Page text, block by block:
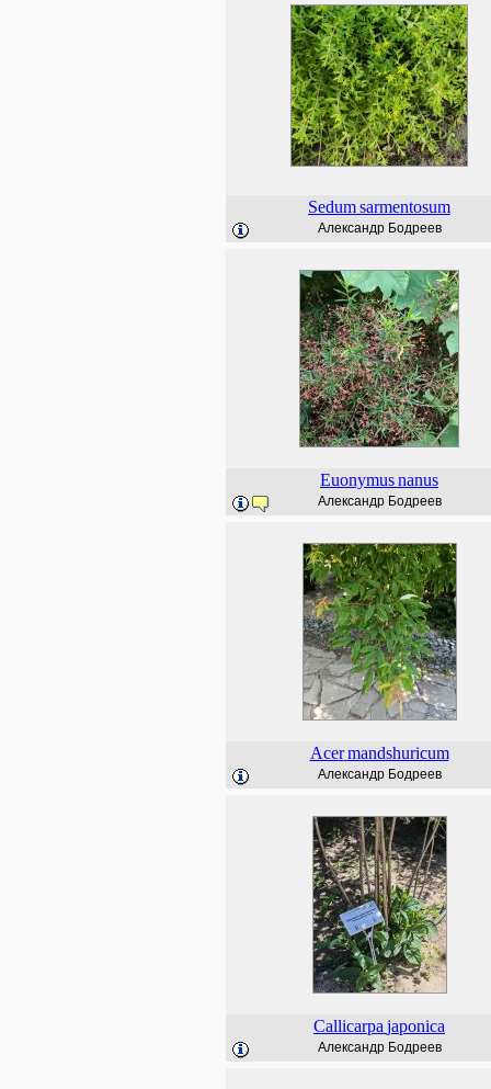
Sedumsarmentosum
Александр Бодреев
Euonymusnanus
Александр Бодреев
Acer mandshuricum
Александр Бодреев
Callicarpa japonica
Александр Бодреев